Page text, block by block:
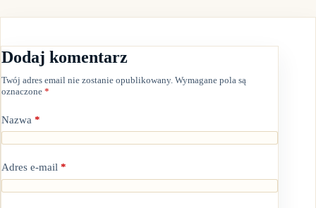
Dodaj komentarz
Twój adres email nie zostanie opublikowany. Wymagane pola są
oznaczone *
Nazwa *
Adres e-mail *